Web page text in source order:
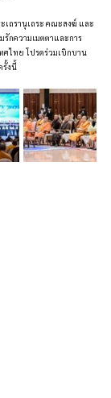
ถรานุเถระ คณะสงฆ์ และ
รักความเมตตาและการ
ไทย โปรดร่วมเบิกบาน
รั้งนี้